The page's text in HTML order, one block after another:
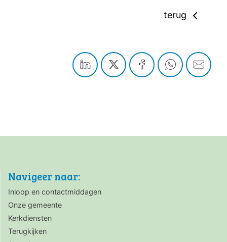
terug
Navigeer naar:
Inloop en contactmiddagen
Onze gemeente
Kerkdiensten
Terugkijken